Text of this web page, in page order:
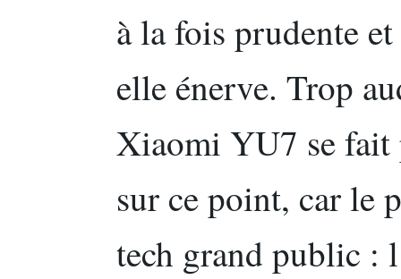
à la fois prudente
elle énerve. Trop
Xiaomi YU7 se fait
sur ce point, car le
tech grand public :